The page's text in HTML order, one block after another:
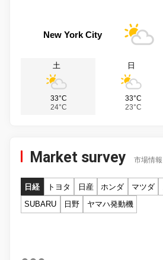
New York City
土
33°C
24°C
日
33°C
23°C
Market survey 市場情報
日経 トヨタ 日産 ホンダ マツダ
SUBARU
日野 ヤマハ発動機